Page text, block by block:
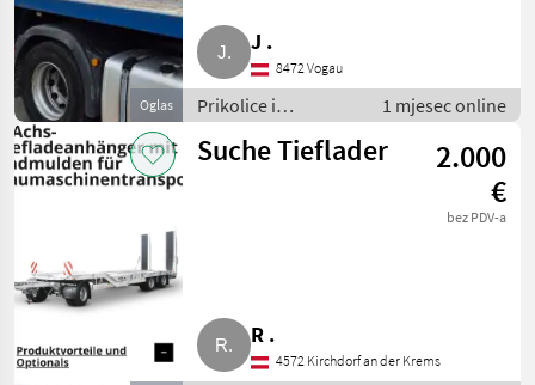
Oglas
J .
8472 Vogau
Prikolice i
transportna vozila /
Niski utovarivači
1 mjesec online
Suche Tieflader
2.000
€
bez PDV-a
R .
4572 Kirchdorf an der Krems